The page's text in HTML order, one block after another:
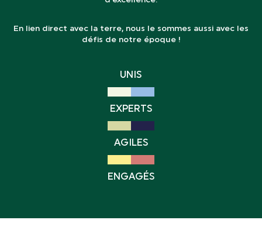
En lien direct avec la terre, nous le sommes aussi avec les
défis de notre époque !
UNIS
EXPERTS
AGILES
ENGAGÉS